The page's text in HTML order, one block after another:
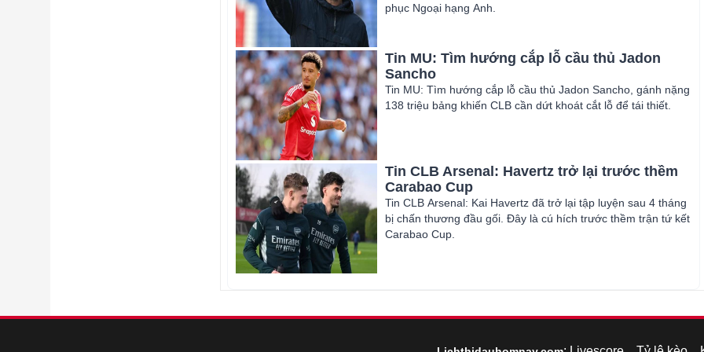
phục Ngoại hạng Anh.
Tin MU: Tìm hướng cắp lỗ cầu thủ Jadon
Sancho
Tin MU: Tìm hướng cắp lỗ cầu thủ Jadon Sancho, gánh nặng
138 triệu bảng khiến CLB cần dứt khoát cắt lỗ để tái thiết.
Tin CLB Arsenal: Havertz trở lại trước thềm
Carabao Cup
Tin CLB Arsenal: Kai Havertz đã trở lại tập luyện sau 4 tháng
bị chấn thương đầu gối. Đây là cú hích trước thềm trận tứ kết
Carabao Cup.